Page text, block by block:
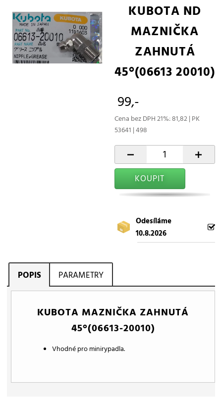
KUBOTA ND
MAZNIČKA
ZAHNUTÁ
45°(06613 20010)
99,-
Cena bez DPH 21%: 81,82 | PK
53641 | 498
- +
KOUPIT
Odesíláme
10.8.2026
POPIS PARAMETRY
KUBOTA MAZNIČKA ZAHNUTÁ
45°(06613-20010)
Vhodné pro minirypadla.